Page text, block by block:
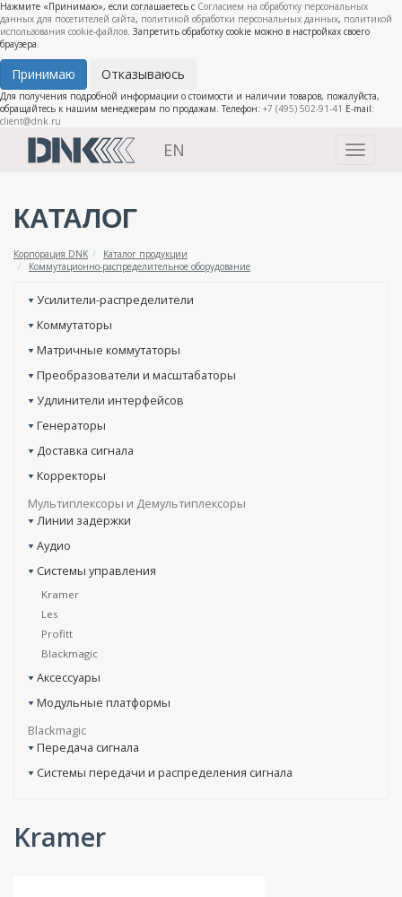
Нажмите «Принимаю», если соглашаетесь с Согласием на обработку персональных
данных для посетителей сайта, политикой обработки персональных данных, политикой
использования cookie-файлов. Запретить обработку cookie можно в настройках своего
браузера.
Принимаю Отказываюсь
Для получения подробной информации о стоимости и наличии товаров, пожалуйста,
обращайтесь к нашим менеджерам по продажам. Телефон: +7 (495) 502-91-41 E-mail:
client@dnk.ru
Toggle
EN
КАТАЛОГ
Корпорация DNK
Каталог продукции
Коммутационно-распределительное оборудование
Усилители-распределители
Коммутаторы
Матричные коммутаторы
Преобразователи и масштабаторы
Удлинители интерфейсов
Генераторы
Доставка сигнала
Корректоры
Мультиплексоры и Демультиплексоры
Линии задержки
Аудио
Системы управления
Kramer
Les
Profitt
Blackmagic
Аксессуары
Модульные платформы
Blackmagic
Передача сигнала
Системы передачи и распределения сигнала
Kramer